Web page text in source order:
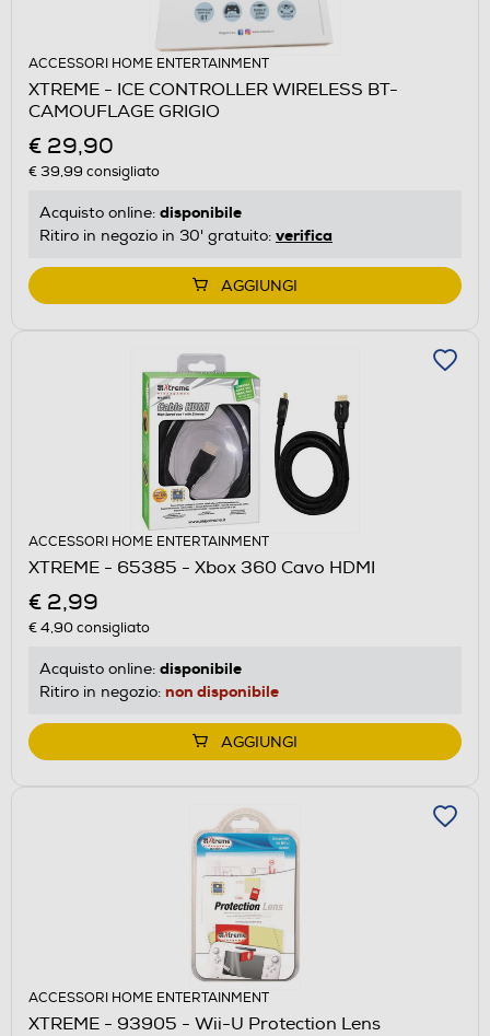
ACCESSORI HOME ENTERTAINMENT
XTREME - ICE CONTROLLER WIRELESS BT-
CAMOUFLAGE GRIGIO
€ 29,90
€ 39,99 consigliato
Acquisto online: disponibile
Ritiro in negozio in 30' gratuito: verifica
AGGIUNGI
ACCESSORI HOME ENTERTAINMENT
XTREME - 65385 - Xbox 360 Cavo HDMI
€ 2,99
€ 4,90consigliato
Acquisto online: disponibile
Ritiro in negozio: non disponibile
AGGIUNGI
ACCESSORI HOME ENTERTAINMENT
XTREME - 93905 - Wii-U Protection Lens